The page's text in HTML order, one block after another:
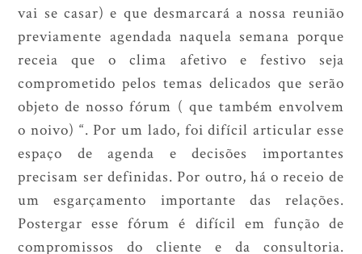
vai se casar) e que desmarcará a nossa reunião
previamente agendada naquela semana porque
receia que o clima afetivo e festivo seja
comprometido pelos temas delicados que serão
objeto de nosso fórum ( que também envolvem
o noivo) “. Por um lado, foi difícil articular esse
espaço de agenda e decisões importantes
precisam ser definidas. Por outro, há o receio de
um esgarçamento importante das relações.
Postergar esse fórum é difícil em função de
compromissos do cliente e da consultoria.